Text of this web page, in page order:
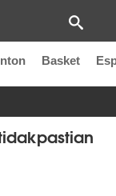
Basket
Liga Perancis